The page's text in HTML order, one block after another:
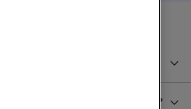
höga kostnader i utlandet?
Hur vet jag när det tar slut?